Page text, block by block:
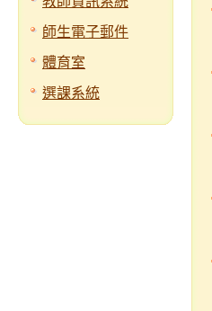
師生電子郵件
體育室
選課系統